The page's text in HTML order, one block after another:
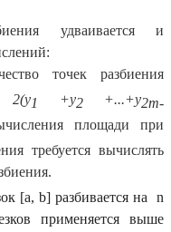
удваивается и
точек разбиения
2(y1 +y2 +...+y2m-
площади при
требуется вычислять
[a, b] разбивается на n
применяется выше